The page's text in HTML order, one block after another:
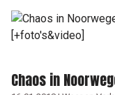
Chaos in